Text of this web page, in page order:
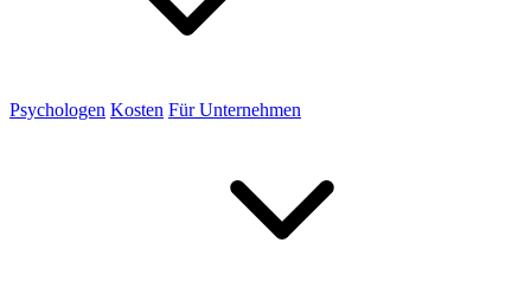
Psychologen Kosten Für Unternehmen